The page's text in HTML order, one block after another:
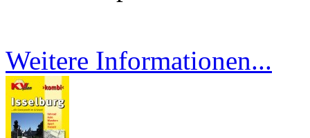
Weitere Informationen...